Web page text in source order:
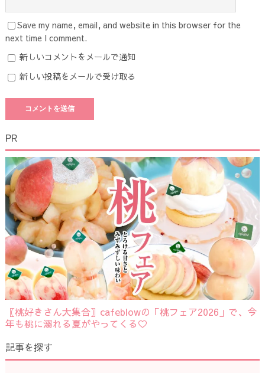
Save my name, email, and website in this browser for the
next time I comment.
新しいコメントをメールで通知
新しい投稿をメールで受け取る
PR
〖桃好きさん大集合〗cafeblowの「桃フェア2026」で、今
年も桃に溺れる夏がやってくる♡
記事を探す